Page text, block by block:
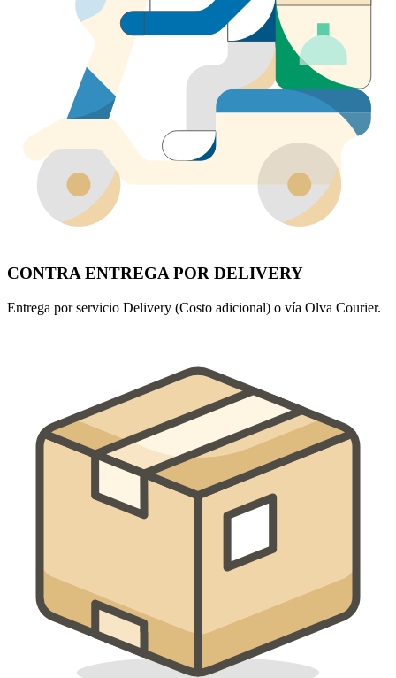
CONTRA ENTREGA POR DELIVERY
Entrega por servicio Delivery (Costo adicional) o vía Olva Courier.